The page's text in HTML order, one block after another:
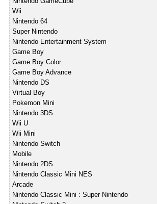
Wii
Nintendo 64
Super Nintendo
Nintendo Entertainment System
Game Boy
Game Boy Color
Game Boy Advance
Nintendo DS
Virtual Boy
Pokemon Mini
Nintendo 3DS
Wii U
Wii Mini
Nintendo Switch
Mobile
Nintendo 2DS
Nintendo Classic Mini NES
Arcade
Nintendo Classic Mini : Super Nintendo